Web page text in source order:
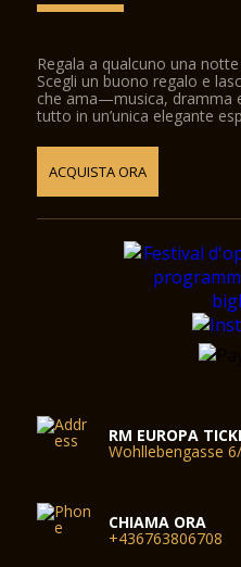
Regala a qualcuno una
Scegli un buono regalo e
che ama—musica, dramma
tutto in un’unica elegante
ACQUISTA ORA
RM EUROPA
Wohllebengasse
CHIAMA ORA
+436763806708